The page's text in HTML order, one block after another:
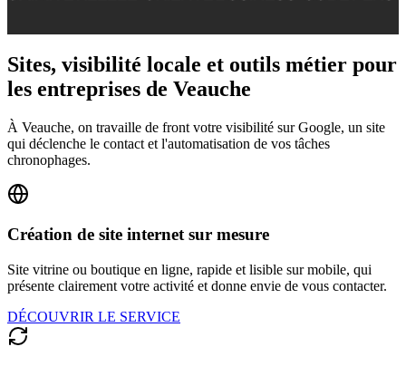
Sites, visibilité locale et outils métier pour
les entreprises de Veauche
À Veauche, on travaille de front votre visibilité sur Google, un site
qui déclenche le contact et l'automatisation de vos tâches
chronophages.
Création de site internet sur mesure
Site vitrine ou boutique en ligne, rapide et lisible sur mobile, qui
présente clairement votre activité et donne envie de vous contacter.
DÉCOUVRIR LE SERVICE